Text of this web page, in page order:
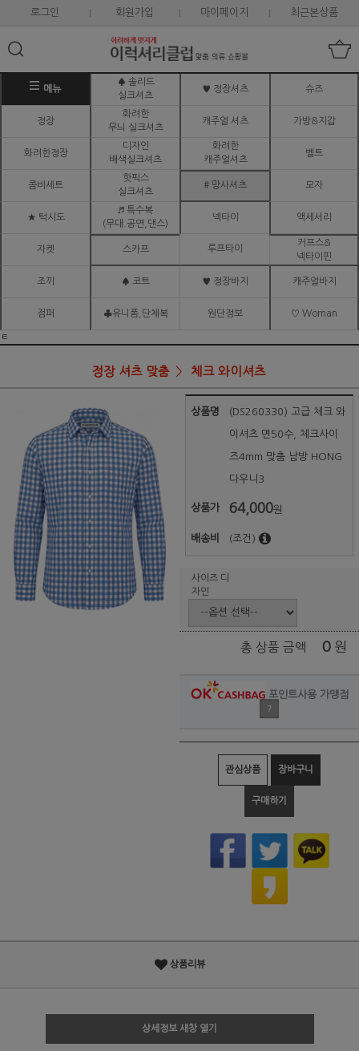
로그인 회원가입 마이페이지 최근본상품
메뉴
♠ 솔리드
실크셔츠
♥ 정장셔츠 슈즈
정장
화려한
무늬 실크셔츠
캐주얼 셔츠 가방&지갑
화려한정장
디자인
배색실크셔츠
화려한
캐주얼셔츠
벨트
콤비세트
핫픽스
실크셔츠
# 망사셔츠 모자
★ 턱시도
♬ 특수복
(무대.공연,댄스)
넥타이 액세서리
자켓 스카프 루프타이
커프스&
넥타이핀
조끼 ♠ 코트 ♥ 정장바지 캐주얼바지
점퍼 ♣유니폼,단체복 원단정보 ♡ Woman
ㅌ
정장 셔츠 맞춤 체크 와이셔츠
상품명 (DS260330) 고급 체크 와
이셔츠 면50수, 체크사이
즈4mm 맞춤 남방 HONG
다우니3
상품가 64,000원
배송비 (조건)
사이즈 디
자인
총 상품 금액 0 원
포인트사용 가맹점
?
관심상품 장바구니
구매하기
상품리뷰
상세정보 새창 열기